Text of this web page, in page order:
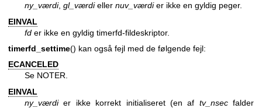
ny_værdi, gl_værdieller nuv_værdier ikke en gyldig peger.
EINVAL
fd er ikke en gyldig timerfd-fildeskriptor.
timerfd_settime() kan også fejl med de følgende fejl:
ECANCELED
Se NOTER.
EINVAL
ny_værdier ikke korrekt initialiseret (en af tv_nsecfalder